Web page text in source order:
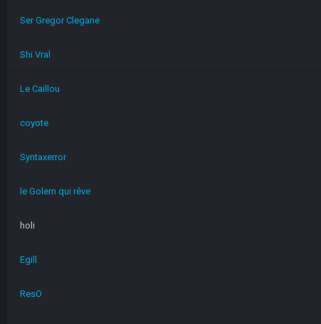
Ser Gregor Clegane
Shi Vral
Le Caillou
coyote
Syntaxerror
le Golem qui rêve
holi
Egill
ResO